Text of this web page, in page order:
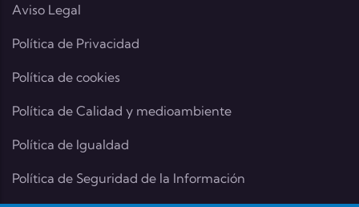
Aviso Legal
Política de Privacidad
Política de cookies
Política de Calidad y medioambiente
Política de Igualdad
Política de Seguridad de la Información